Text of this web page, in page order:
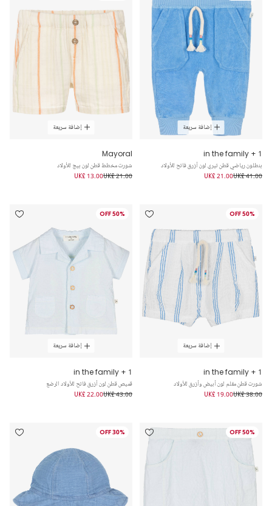
إضافة سريعة
1 + in the family
بنطلون رياضي قطن تيري لون أزرق فاتح للأولاد
UK£ 41.00
UK£ 21.00
إضافة سريعة
Mayoral
شورت مخطط قطن لون بيج للأولاد
UK£ 21.00
UK£ 13.00
50% OFF
إضافة سريعة
1 + in the family
شورت قطن مقلم لون أبيض وأزرق للأولاد
UK£ 38.00
UK£ 19.00
50% OFF
إضافة سريعة
1 + in the family
قميص قطن لون أزرق فاتح للأولاد الرضع
UK£ 43.00
UK£ 22.00
50% OFF
30% OFF